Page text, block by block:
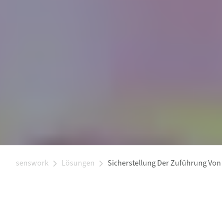
senswork Lösungen Sicherstellung Der Zuführung